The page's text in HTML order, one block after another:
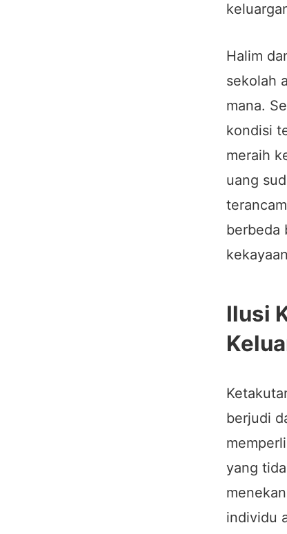
Halim
sekolah
mana.
kondisi
meraih
uang
berbeda
Ilusi
berjudi
yang
individu